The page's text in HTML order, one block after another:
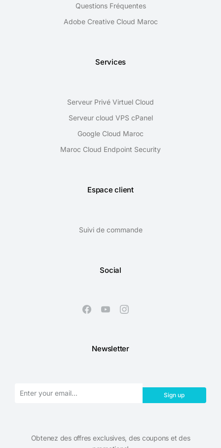
Questions Fréquentes
Adobe Creative Cloud Maroc
Services
Serveur Privé Virtuel Cloud
Serveur cloud VPS cPanel
Google Cloud Maroc
Maroc Cloud Endpoint Security
Espace client
Suivi de commande
Social
Newsletter
Sign up
Obtenez des offres exclusives, des coupons et des